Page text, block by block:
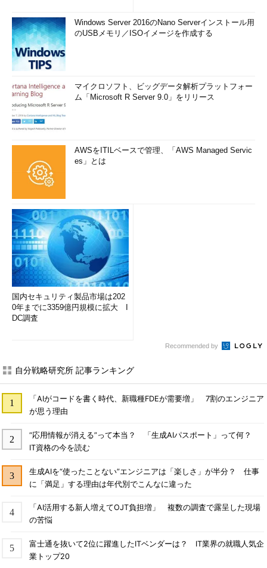
Windows Server 2016のNano Serverインストール用
のUSBメモリ／ISOイメージを作成する
マイクロソフト、ビッグデータ解析プラットフォー
ム「Microsoft R Server 9.0」をリリース
AWSをITILベースで管理、「AWS Managed Servic
es」とは
国内セキュリティ製品市場は202
0年までに3359億円規模に拡大 I
DC調査
Recommended by
自分戦略研究所 記事ランキング
「AIがコードを書く時代、新職種FDEが需要増」 7割のエンジニア
が思う理由
“応用情報が消える”って本当？ 「生成AIパスポート」って何？
IT資格の今を読む
生成AIを“使ったことない”エンジニアは「楽しさ」が半分？ 仕事
に「満足」する理由は年代別でこんなに違った
「AI活用する新人増えてOJT負担増」 複数の調査で露呈した現場
の苦悩
富士通を抜いて2位に躍進したITベンダーは？ IT業界の就職人気企
業トップ20